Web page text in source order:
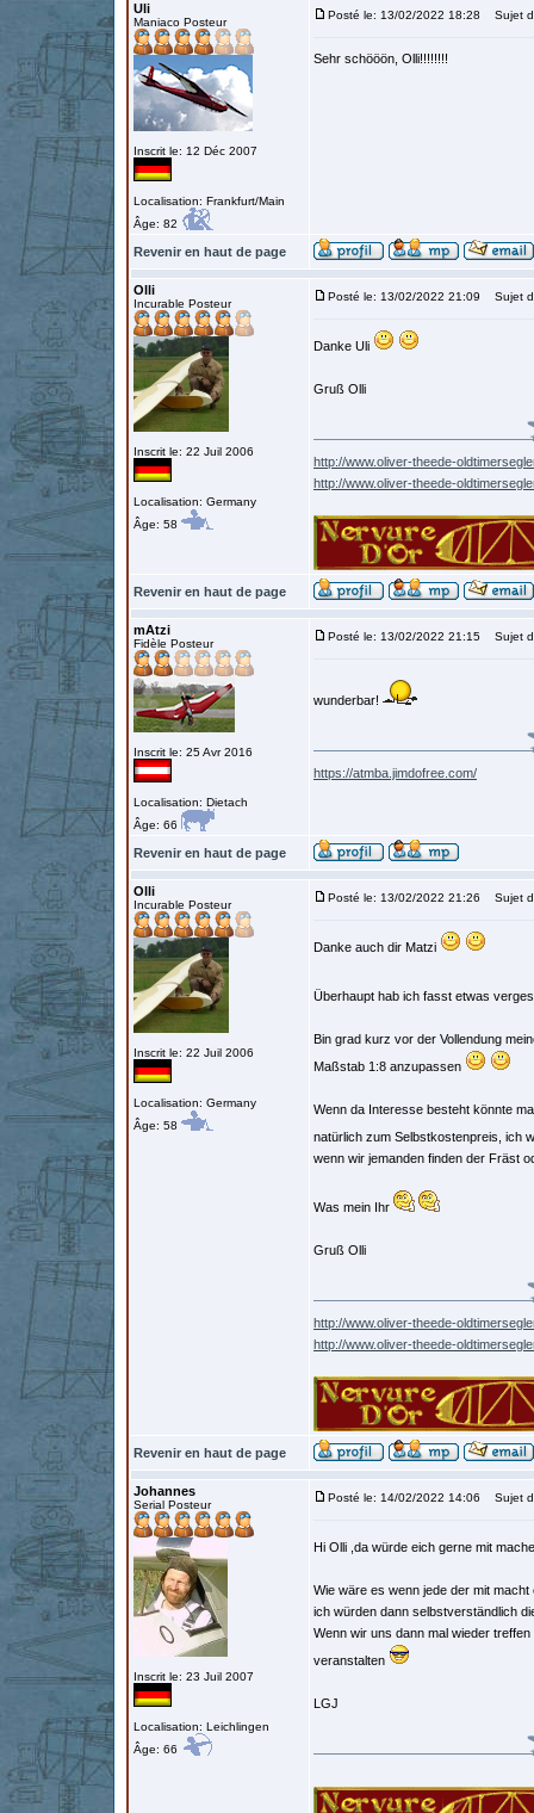
Uli
Maniaco Posteur
Inscrit le: 12 Déc 2007
Localisation: Frankfurt/Main
Âge: 82
Posté le: 13/02/2022 18:28 Sujet
Sehr schööön, Olli!!!!!!!!
Revenir en haut de page
Olli
Incurable Posteur
Inscrit le: 22 Juil 2006
Localisation: Germany
Âge: 58
Posté le: 13/02/2022 21:09 Sujet
Danke Uli
Gruß Olli
http://www.oliver-theede-
http://www.oliver-theede-
Revenir en haut de page
mAtzi
Fidèle Posteur
Inscrit le: 25 Avr 2016
Localisation: Dietach
Âge: 66
Posté le: 13/02/2022 21:15 Sujet
wunderbar!
https://atmba.jimdofree.com/
Revenir en haut de page
Olli
Incurable Posteur
Inscrit le: 22 Juil 2006
Localisation: Germany
Âge: 58
Posté le: 13/02/2022 21:26 Sujet
Danke auch dir Matzi
Überhaupt hab ich fasst etwas
Bin grad kurz vor der Vollendung
Maßstab 1:8 anzupassen
Wenn da Interesse besteht könnte
natürlich zum Selbstkostenpreis, ich
wenn wir jemanden finden der Fräst
Was mein Ihr
Gruß Olli
http://www.oliver-theede-
http://www.oliver-theede-
Revenir en haut de page
Johannes
Serial Posteur
Inscrit le: 23 Juil 2007
Localisation: Leichlingen
Âge: 66
Posté le: 14/02/2022 14:06 Sujet
Hi Olli ,da würde eich gerne mit
Wie wäre es wenn jede der mit
ich würden dann selbstverständlich
Wenn wir uns dann mal wieder
veranstalten
LGJ